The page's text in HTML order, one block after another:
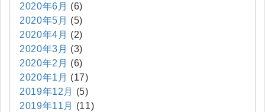
2020年6月 (6)
2020年5月 (5)
2020年4月 (2)
2020年3月 (3)
2020年2月 (6)
2020年1月 (17)
2019年12月
(5)
2019年11月
(11)